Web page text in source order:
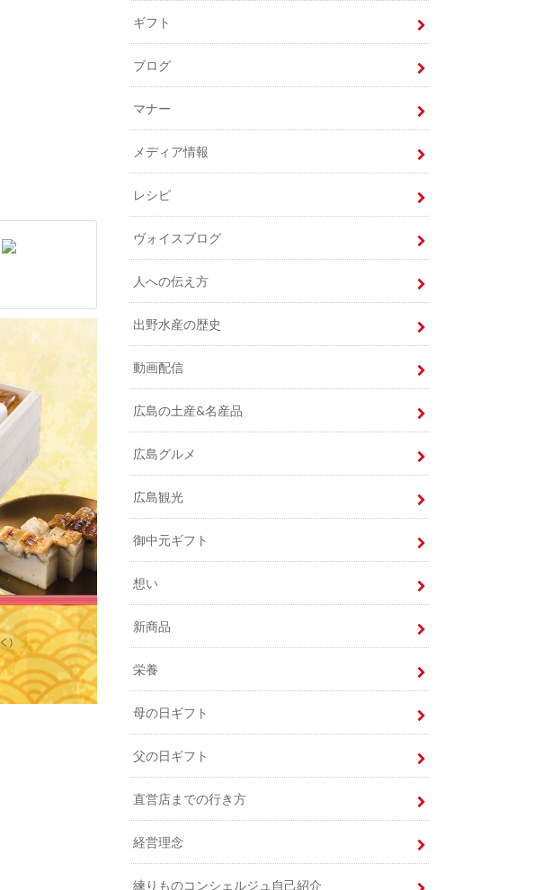
ギフト
ブログ
マナー
メディア情報
レシピ
ヴォイスブログ
人への伝え方
出野水産の歴史
動画配信
広島の土産&名産品
広島グルメ
広島観光
御中元ギフト
想い
新商品
栄養
母の日ギフト
父の日ギフト
直営店までの行き方
経営理念
練りものコンシェルジュ自己紹介